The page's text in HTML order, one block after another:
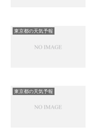
東京都の天気予報
東京都の天気予報